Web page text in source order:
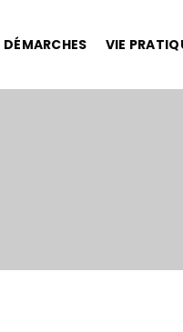
DÉMARCHES VIE